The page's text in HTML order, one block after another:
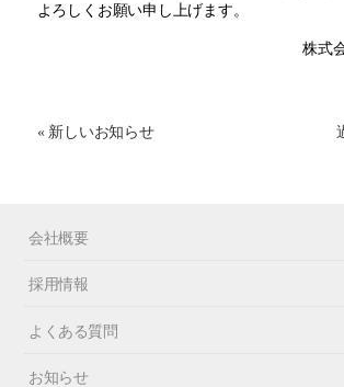
よろしくお願い申し上げます。
株式
« 新しいお知らせ
会社概要
採用情報
よくある質問
お知らせ